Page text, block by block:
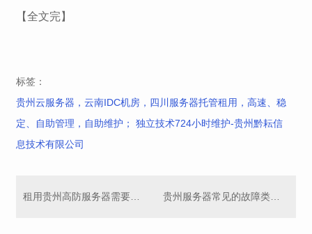
【全文完】
标签：
贵州云服务器，云南IDC机房，四川服务器托管租用，高速、稳
定、自助管理，自助维护； 独立技术724小时维护-贵州黔耘信
息技术有限公司